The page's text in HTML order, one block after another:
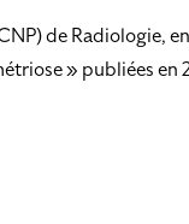
de Radiologie,
» publiées en